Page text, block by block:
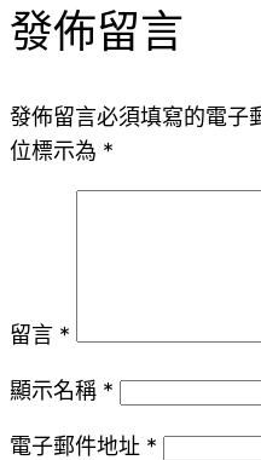
發佈留言
發佈留言必須填寫的電子
位標示為 *
留言 *
顯示名稱 *
電子郵件地址 *